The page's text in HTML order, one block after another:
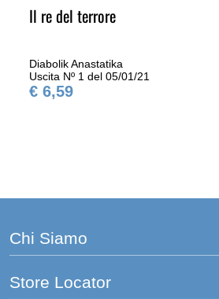
Il re del terrore
Diabolik Anastatika
Uscita Nº 1 del 05/01/21
€ 6,59
Chi Siamo
Store Locator